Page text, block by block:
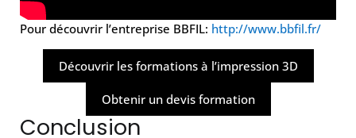
Pour découvrir l’entreprise BBFIL: http://www.bbfil.fr/
Découvrir les formations à l’impression 3D
Obtenir un devis formation
Conclusion